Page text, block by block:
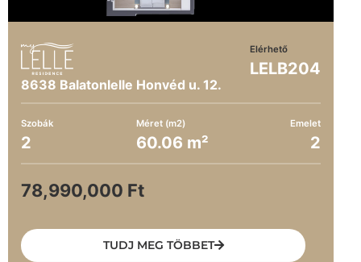
8638 Balatonlelle Honvéd u. 12.
Elérhető
LELB204
Szobák
2
Méret (m2)
60.06 m²
Emelet
2
78,990,000 Ft
TUDJ MEG TÖBBET